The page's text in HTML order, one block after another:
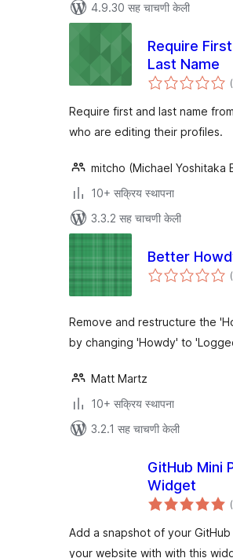
4.9.30 सह चाचणी केली
Require
Last Name
Require first and last name
who are editing their profiles.
mitcho (Michael Yoshitaka
10+ सक्रिय स्थापना
3.3.2 सह चाचणी केली
Better
Remove and restructure the
by changing 'Howdy' to
Matt Martz
10+ सक्रिय स्थापना
3.2.1 सह चाचणी केली
GitHub Mini
Widget
Add a snapshot of your
your website with with this